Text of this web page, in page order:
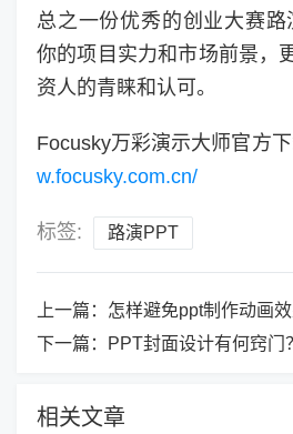
总之一份优秀的创业大赛
你的项目实力和市场前景，
资人的青睐和认可。
Focusky万彩演示大师官方下
w.focusky.com.cn/
标签: 路演PPT
上一篇： 怎样避免ppt制作动画效果过于花
下一篇：
PPT封面设计有何窍门
相关文章